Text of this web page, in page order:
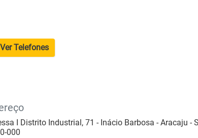
Ver Telefones
I Distrito Industrial, 71 - Inácio Barbosa - Aracaju -
000